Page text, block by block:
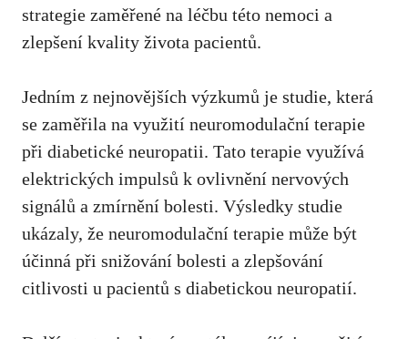
strategie zaměřené na léčbu této ⁣nemoci a
zlepšení kvality života pacientů.
Jedním⁤ z ⁢nejnovějších výzkumů je studie, ⁤která ​
se zaměřila na využití ⁢neuromodulační terapie
při diabetické neuropatii. Tato terapie využívá
elektrických impulsů k ovlivnění ⁣nervových
signálů a zmírnění bolesti. ⁢Výsledky studie
ukázaly, že neuromodulační‍ terapie může ​být
účinná při ⁢snižování bolesti a ⁢zlepšování
citlivosti u pacientů s ⁢diabetickou neuropatií.